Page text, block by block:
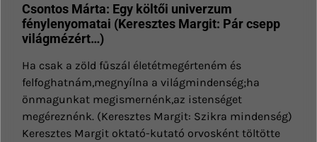
Csontos Márta: Egy költői univerzum
fénylenyomatai (Keresztes Margit: Pár csepp
világmézért…)
Ha csak a zöld fűszál életétmegérteném és
felfoghatnám,megnyílna a világmindenség;ha
önmagunkat megismernénk,az istenséget
megéreznénk. (Keresztes Margit: Szikra mindenség)
Keresztes Margit oktató-kutató orvosként töltötte